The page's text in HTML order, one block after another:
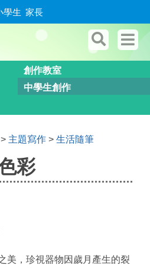
學生 家長
創作教室
中學生創作
主題寫作 > 生活隨筆
彩
美，珍視器物因歲月產生的裂